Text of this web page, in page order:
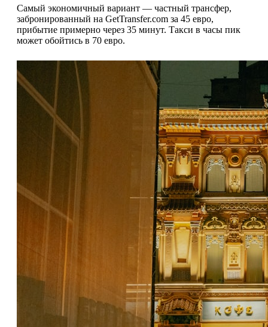
Самый экономичный вариант — частный трансфер,
забронированный на GetTransfer.com за 45 евро,
прибытие примерно через 35 минут. Такси в часы пик
может обойтись в 70 евро.